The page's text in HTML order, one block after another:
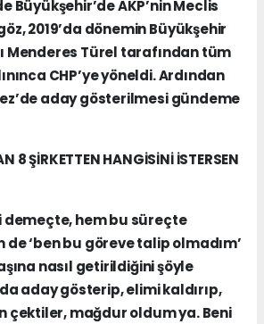
Büyükşehir’de AKP’nin Meclis
2019’da dönemin Büyükşehir
Menderes Türel tarafından tüm
CHP’ye yöneldi. Ardından
aday gösterilmesi gündeme
8 ŞİRKETTEN HANGİSİNİ İSTERSEN
demeçte, hem bu süreçte
de ‘ben bu göreve talip olmadım’
nasıl getirildiğini şöyle
aday gösterip, elimi kaldırıp,
çektiler, mağdur oldum ya. Beni